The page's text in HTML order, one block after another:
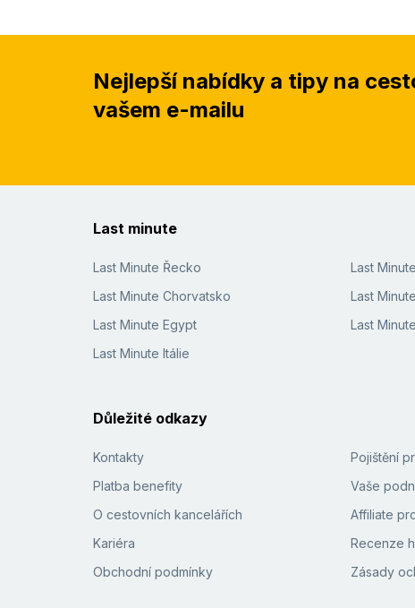
Nejlepší nabídky a tipy na
vašem e-mailu
Last minute
Last Minute Řecko
Last Minute Chorvatsko
Last Minute Egypt
Last Minute Itálie
Last
Last
Last
Důležité odkazy
Kontakty
Platba benefity
O cestovních kancelářích
Kariéra
Obchodní podmínky
Pojištění
Vaše
Affiliate
Recenze
Zásady